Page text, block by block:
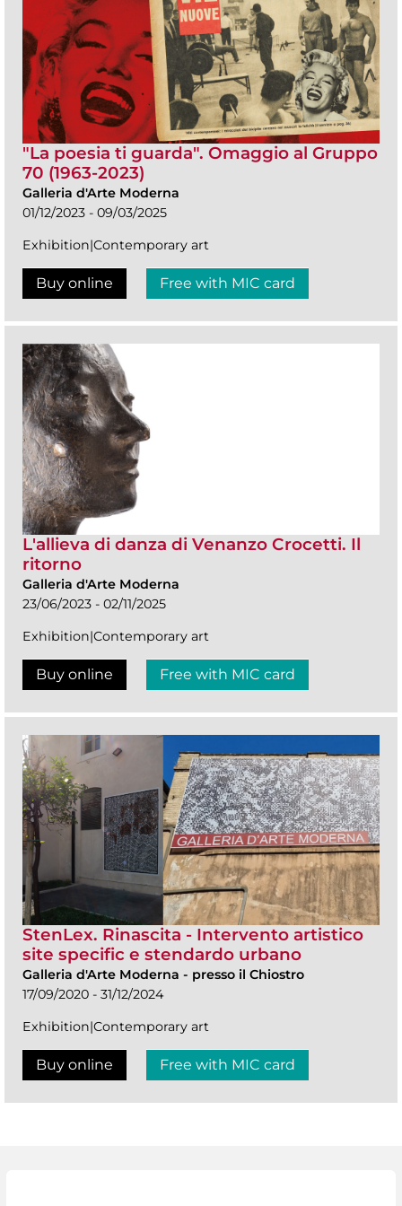
"La poesia ti guarda". Omaggio al Gruppo
70 (1963-2023)
Galleria d'Arte Moderna
01/12/2023 - 09/03/2025
Exhibition|Contemporary art
Buy online Free with MIC card
L'allieva di danza di Venanzo Crocetti. Il
ritorno
Galleria d'Arte Moderna
23/06/2023 - 02/11/2025
Exhibition|Contemporary art
Buy online Free with MIC card
StenLex. Rinascita - Intervento artistico
site specific e stendardo urbano
Galleria d'Arte Moderna - presso il Chiostro
17/09/2020 - 31/12/2024
Exhibition|Contemporary art
Buy online Free with MIC card